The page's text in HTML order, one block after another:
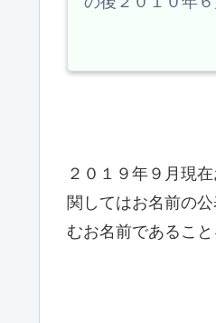
２０１９年９月現
関してはお名前の
むお名前であること